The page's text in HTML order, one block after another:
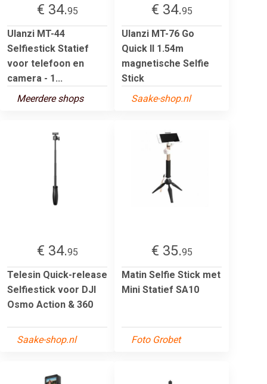
€ 34.95
Ulanzi MT-44
Selfiestick Statief
voor telefoon en
camera - 1...
Meerdere shops
€ 34.95
Ulanzi MT-76 Go
Quick II 1.54m
magnetische Selfie
Stick
Saake-shop.nl
€ 34.95
Telesin Quick-release
Selfiestick voor DJl
Osmo Action & 360
Saake-shop.nl
€ 35.95
Matin Selfie Stick met
Mini Statief SA10
Foto Grobet